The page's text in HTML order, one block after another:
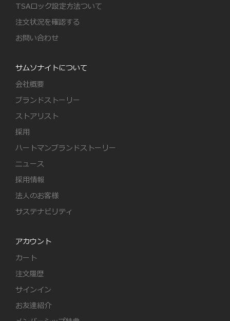
TSAロック設定方法ついて
注文状況を確認する
お問い合わせ
サムソナイトについて
会社概要
ブランドストーリー
ストアリスト
採用
ハートマンブランドストーリー
ニュース
採用情報
法人のお客様
サステナビリティ
アカウント
カート
注文履歴
サインイン
お友達紹介